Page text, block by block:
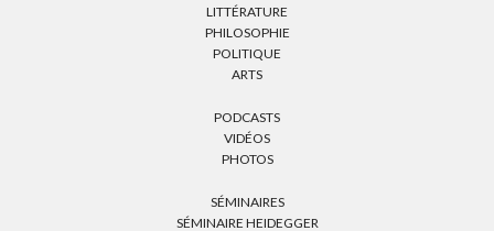
LITTÉRATURE
PHILOSOPHIE
POLITIQUE
ARTS
PODCASTS
VIDÉOS
PHOTOS
SÉMINAIRES
SÉMINAIRE HEIDEGGER